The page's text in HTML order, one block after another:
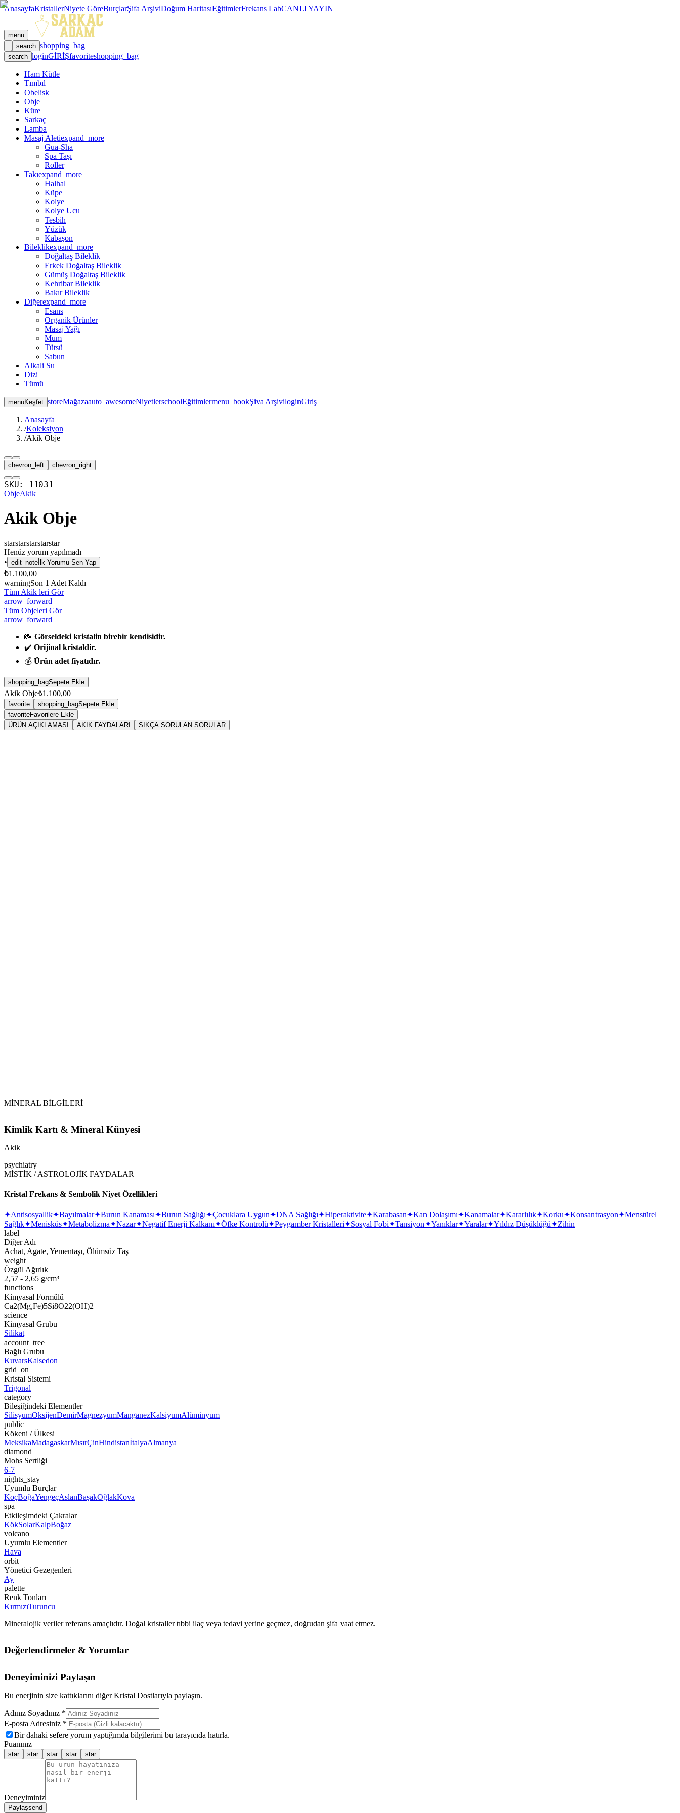
AnasayfaKristallerNiyete GöreBurçlarŞifa ArşiviDoğum HaritasıEğitimlerFrekans LabCANLI YAYIN
menu
search shopping_bag
search loginGİRİŞfavoriteshopping_bag
Ham Kütle
Tımbıl
Obelisk
Obje
Küre
Sarkaç
Lamba
Masaj Aletiexpand_more
Gua-Sha
Spa Taşı
Roller
Takıexpand_more
Halhal
Küpe
Kolye
Kolye Ucu
Tesbih
Yüzük
Kabaşon
Bileklikexpand_more
Doğaltaş Bileklik
Erkek Doğaltaş Bileklik
Gümüş Doğaltaş Bileklik
Kehribar Bileklik
Bakır Bileklik
Diğerexpand_more
Esans
Organik Ürünler
Masaj Yağı
Mum
Tütsü
Sabun
Alkali Su
Dizi
Tümü
menuKeşfet storeMağazaauto_awesomeNiyetlerschoolEğitimlermenu_bookŞiva ArşiviloginGiriş
Anasayfa
/Koleksiyon
/Akik Obje
chevron_left chevron_right
SKU: 11031
ObjeAkik
Akik Obje
starstarstarstarstar
Henüz yorum yapılmadı
• edit_note İlk Yorumu Sen Yap
₺1.100,00
warningSon 1 Adet Kaldı
Tüm Akik leri Gör
arrow_forward
Tüm Objeleri Gör
arrow_forward
📸 Görseldeki kristalin birebir kendisidir.
✔️ Orijinal kristaldir.
💰 Ürün adet fiyatıdır.
shopping_bagSepete Ekle
Akik Obje₺1.100,00
favorite shopping_bagSepete Ekle
favoriteFavorilere Ekle
ÜRÜN AÇIKLAMASI
AKIK FAYDALARI SIKÇA SORULAN SORULAR
MİNERAL BİLGİLERİ
Kimlik Kartı & Mineral Künyesi
Akik
psychiatry
MİSTİK / ASTROLOJİK FAYDALAR
Kristal Frekans & Sembolik Niyet Özellikleri
✦Antisosyallik✦Bayılmalar✦Burun Kanaması✦Burun Sağlığı✦Çocuklara Uygun✦DNA Sağlığı✦Hiperaktivite✦Karabasan✦Kan Dolaşımı✦Kanamalar✦Kararlılık✦Korku✦Konsantrasyon✦Menstürel
Sağlık✦Menisküs✦Metabolizma✦Nazar✦Negatif Enerji Kalkanı✦Öfke Kontrolü✦Peygamber Kristalleri✦Sosyal Fobi✦Tansiyon✦Yanıklar✦Yaralar✦Yıldız Düşüklüğü✦Zihin
label
Diğer Adı
Achat, Agate, Yementaşı, Ölümsüz Taş
weight
Özgül Ağırlık
2,57 - 2,65 g/cm³
functions
Kimyasal Formülü
Ca2(Mg,Fe)5Si8O22(OH)2
science
Kimyasal Grubu
Silikat
account_tree
Bağlı Grubu
KuvarsKalsedon
grid_on
Kristal Sistemi
Trigonal
category
Bileşiğindeki Elementler
SilisyumOksijenDemirMagnezyumManganezKalsiyumAlüminyum
public
Kökeni / Ülkesi
MeksikaMadagaskarMısırÇinHindistanİtalyaAlmanya
diamond
Mohs Sertliği
6-7
nights_stay
Uyumlu Burçlar
KoçBoğaYengeçAslanBaşakOğlakKova
spa
Etkileşimdeki Çakralar
KökSolarKalpBoğaz
volcano
Uyumlu Elementler
Hava
orbit
Yönetici Gezegenleri
Ay
palette
Renk Tonları
KırmızıTuruncu
Mineralojik veriler referans amaçlıdır. Doğal kristaller tıbbi ilaç veya tedavi yerine geçmez, doğrudan şifa vaat etmez.
Değerlendirmeler & Yorumlar
Deneyiminizi Paylaşın
Bu enerjinin size kattıklarını diğer Kristal Dostlarıyla paylaşın.
Adınız Soyadınız *
E-posta Adresiniz *
Bir dahaki sefere yorum yaptığımda bilgilerimi bu tarayıcıda hatırla.
Puanınız
star star star star star
Deneyiminiz
Paylaşsend